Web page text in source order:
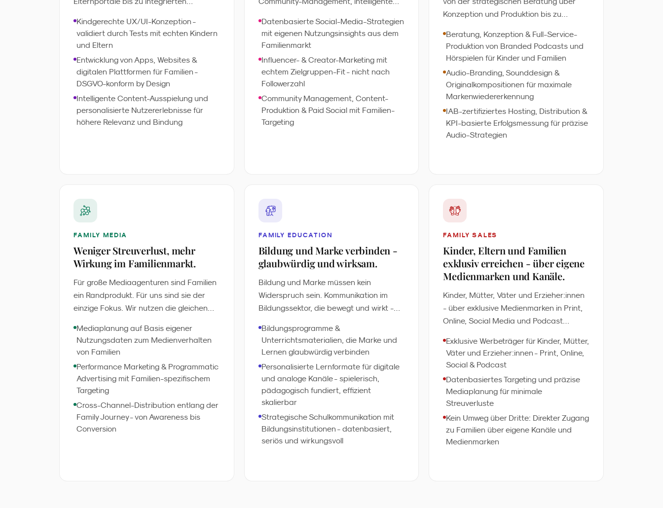
sorgt für relevantere Inhalte, kürzere
immer mit dem richtigen Feingefühl.
Kindgerechte UX/UI-Konzeption -
validiert durch Tests mit echten Kindern
und Eltern
Entwicklung von Apps, Websites &
digitalen Plattformen für Familien -
DSGVO-konform by Design
Intelligente Content-Ausspielung und
personalisierte Nutzererlebnisse für
höhere Relevanz und Bindung
Content-Strategien schaffen echte
Bindung - effizient gesteuert und
Datenbasierte Social-Media-Strategien
mit eigenen Nutzungsinsights aus dem
Familienmarkt
Influencer- & Creator-Marketing mit
echtem Zielgruppen-Fit - nicht nach
Followerzahl
Community Management, Content-
Produktion & Paid Social mit Familien-
Targeting
Konzeption und Produktion bis zu
entwickeln Branded Podcasts, Hörspiele
und Familien begleiten - datenbasiert,
markensicher und Ready2Play. Über
200.000 aufmerksame Hörer:innen
Beratung, Konzeption & Full-Service-
Produktion von Branded Podcasts und
Hörspielen für Kinder und Familien
Audio-Branding, Sounddesign &
Originalkompositionen für maximale
Markenwiedererkennung
IAB-zertifiziertes Hosting, Distribution &
KPI-basierte Erfolgsmessung für präzise
Audio-Strategien
FAMILY MEDIA
Weniger Streuverlust, mehr
Wirkung im Familienmarkt.
Für große Mediaagenturen sind Familien
ein Randprodukt. Für uns sind sie der
einzige Fokus. Wir nutzen die gleichen
aber mit 25 Jahren Zielgruppenwissen,
das kein Generalist hat. Das Ergebnis:
investierten Euro.
Mediaplanung auf Basis eigener
Nutzungsdaten zum Medienverhalten
von Familien
Performance Marketing & Programmatic
Advertising mit Familien-spezifischem
Targeting
Cross-Channel-Distribution entlang der
Family Journey - von Awareness bis
Conversion
FAMILY EDUCATION
Bildung und Marke verbinden -
glaubwürdig und wirksam.
Bildung und Marke müssen kein
Widerspruch sein. Kommunikation im
Bildungssektor, die bewegt und wirkt -
Automatisierte Anpassung an
verschiedene Altersgruppen,
personalisierte Lernpfade und
datenbasierte Wirkungsmessung
machen Ihre Bildungskommunikation
präziser und effizienter.
Bildungsprogramme &
Unterrichtsmaterialien, die Marke und
Lernen glaubwürdig verbinden
Personalisierte Lernformate für digitale
und analoge Kanäle - spielerisch,
pädagogisch fundiert, effizient
skalierbar
Strategische Schulkommunikation mit
Bildungsinstitutionen - datenbasiert,
seriös und wirkungsvoll
FAMILY SALES
Kinder, Eltern und Familien
exklusiv erreichen - über eigene
Medienmarken und Kanäle.
Kinder, Mütter, Väter und Erzieher:innen
- über exklusive Medienmarken in Print,
Online, Social Media und Podcast
einzeln. Ohne Streuverlust, ohne Mittler.
Exklusive Werbeträger für Kinder, Mütter,
Väter und Erzieher:innen - Print, Online,
Social & Podcast
Datenbasiertes Targeting und präzise
Mediaplanung für minimale
Streuverluste
Kein Umweg über Dritte: Direkter Zugang
zu Familien über eigene Kanäle und
Medienmarken